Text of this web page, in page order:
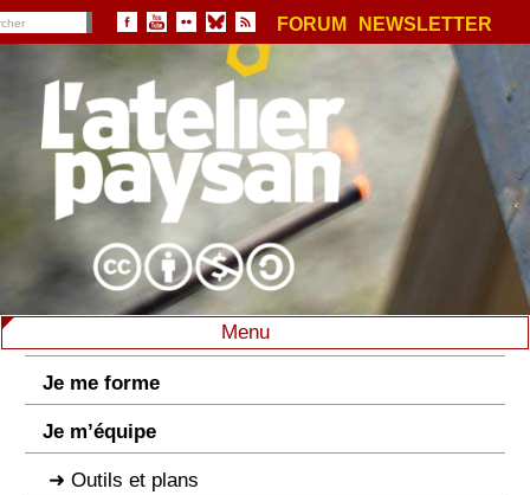
FORUM NEWSLETTER
Menu
Je me forme
Je m’équipe
Outils et plans